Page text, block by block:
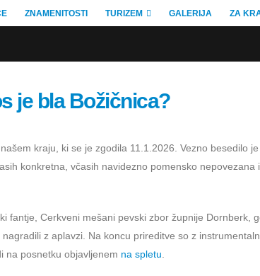
ZNAMENITOSTI TURIZEM GALERIJA ZA
je bla Božičnica?
kraju, ki se je zgodila 11.1.2026. Vezno besedilo je
konkretna, včasih navidezno pomensko nepovezana
fantje, Cerkveni mešani pevski zbor župnije Dornberk,
z aplavzi. Na koncu prireditve so z
na posnetku objavljenem na spletu